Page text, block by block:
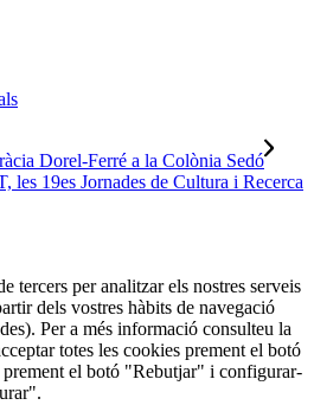
Dorel-Ferré a la Colònia Sedó
les 19es Jornades de Cultura i Recerca
tercers per analitzar els nostres serveis
dels vostres hàbits de navegació
Per a més informació consulteu la
totes les cookies prement el botó
el botó "Rebutjar" i configurar-